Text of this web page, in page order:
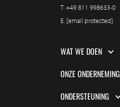
T.+49 811 998633-0
E. [email protected]
WAT WE DOEN
ONZE ONDERNEMING
ONDERSTEUNING